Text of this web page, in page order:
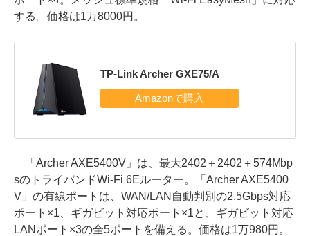
する。価格は1万8000円。
TP-Link Archer GXE75/A
「Archer AXE5400V」は、最大2402＋2402＋574Mbp
sのトライバンドWi-Fi 6Eルーター。「Archer AXE5400
V」の有線ポートは、WAN/LAN自動判別の2.5Gbps対応
ポート×1、ギガビット対応ポート×1と、ギガビット対応
LANポート×3の全5ポートを備える。価格は1万980円。